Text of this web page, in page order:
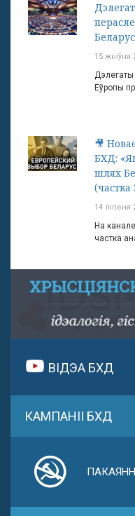
15 жніўня
Еўропы
🎥
БХД:
шлях
(частка
14 ліпеня
На
частка
ВІДЭА БХД
КАМПАНІІ БХД